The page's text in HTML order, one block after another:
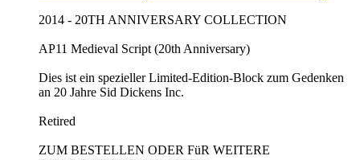
2014 - 20TH ANNIVERSARY COLLECTION
AP11 Medieval Script (20th Anniversary)
Dies ist ein spezieller Limited-Edition-Block zum Gedenken
an 20 Jahre Sid Dickens Inc.
Retired
ZUM BESTELLEN ODER FüR WEITERE